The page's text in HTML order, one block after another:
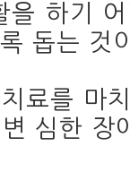
을 하기
돕는 것
료를 마
변 심한